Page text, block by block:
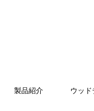
製品紹介 ウッド